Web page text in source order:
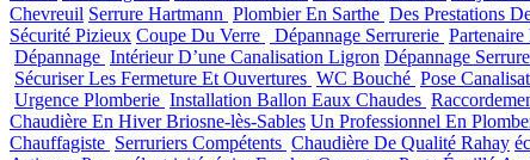
Chevreuil Serrure Hartmann Plombier En Sarthe Des Prestations
Sécurité Pizieux Coupe Du Verre Dépannage Serrurerie
Dépannage Intérieur D’une Canalisation Ligron Dépannage
Sécuriser Les Fermeture Et Ouvertures WC Bouché Pose
Urgence Plomberie Installation Ballon Eaux Chaudes
Chaudière En Hiver Briosne-lès-Sables Un Professionnel En
Chauffagiste Serruriers Compétents Chaudière De Qualité Rahay